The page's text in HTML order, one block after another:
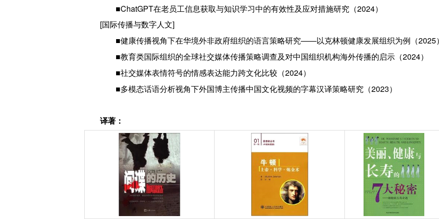
■ChatGPT在老员工信息获取与知识学习中的有效性及应对措施研究（2024）
[国际传播与数字人文]
■健康传播视角下在华境外非政府组织的语言策略研究——以克林顿健康发展组织为例（2025
■教育类国际组织的全球社交媒体传播策略调查及对中国组织机构海外传播的启示（2024）
■社交媒体表情符号的情感表达能力跨文化比较（2024）
■多模态话语分析视角下外国博主传播中国文化视频的字幕汉译策略研究（2023）
译著：